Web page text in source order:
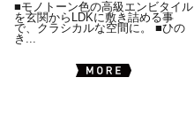
■モノトーン色の高級エンビタイル
を玄関からLDKに敷き詰める事
で、クラシカルな空間に。 ■ひの
き...